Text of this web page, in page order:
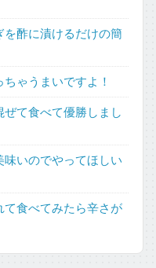
酢に漬けるだけの簡
ゃうまいですよ！
て食べて優勝しまし
いのでやってほしい
食べてみたら辛さが